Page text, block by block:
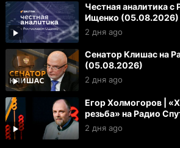
Честная аналитика с
Ищенко (05.08.2026)
2 дня ago
Сенатор Клишас на
(05.08.2026)
2 дня ago
Егор Холмогоров |
резьба» на Радио
2 дня ago